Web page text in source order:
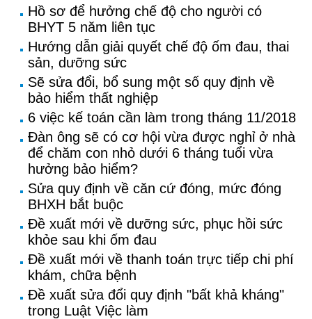
Hồ sơ để hưởng chế độ cho người có
BHYT 5 năm liên tục
Hướng dẫn giải quyết chế độ ốm đau, thai
sản, dưỡng sức
Sẽ sửa đổi, bổ sung một số quy định về
bảo hiểm thất nghiệp
6 việc kế toán cần làm trong tháng 11/2018
Đàn ông sẽ có cơ hội vừa được nghỉ ở nhà
để chăm con nhỏ dưới 6 tháng tuổi vừa
hưởng bảo hiểm?
Sửa quy định về căn cứ đóng, mức đóng
BHXH bắt buộc
Đề xuất mới về dưỡng sức, phục hồi sức
khỏe sau khi ốm đau
Đề xuất mới về thanh toán trực tiếp chi phí
khám, chữa bệnh
Đề xuất sửa đổi quy định "bất khả kháng"
trong Luật Việc làm